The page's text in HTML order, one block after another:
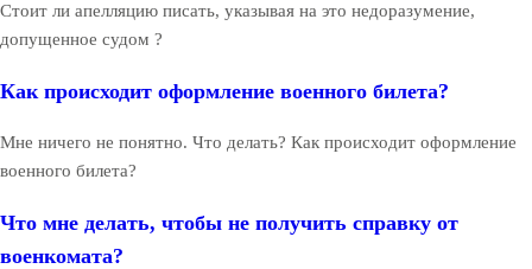
Стоит ли апелляцию писать, указывая на это недоразумение,
допущенное судом ?
Как происходит оформление военного билета?
Мне ничего не понятно. Что делать? Как происходит оформление
военного билета?
Что мне делать, чтобы не получить справку от
военкомата?